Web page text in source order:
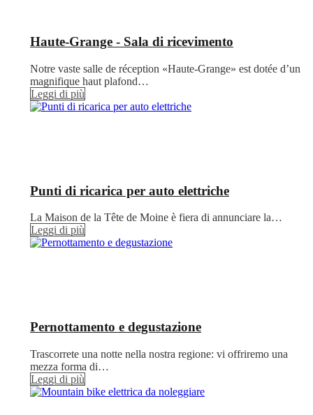
Haute-Grange - Sala di ricevimento
Notre vaste salle de réception «Haute-Grange» est dotée d’un
magnifique haut plafond…
Leggi di più
Punti di ricarica per auto elettriche
La Maison de la Tête de Moine è fiera di annunciare la…
Leggi di più
Pernottamento e degustazione
Trascorrete una notte nella nostra regione: vi offriremo una
mezza forma di…
Leggi di più